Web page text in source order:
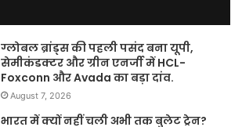
ग्लोबल ब्रांड्स की पहली पसंद बना यूपी,
सेमीकंडक्टर और ग्रीन एनर्जी में HCL-
Foxconn और Avada का बड़ा दांव.
August 7, 2026
भारत में क्यों नहीं चली अभी तक बुलेट ट्रेन?